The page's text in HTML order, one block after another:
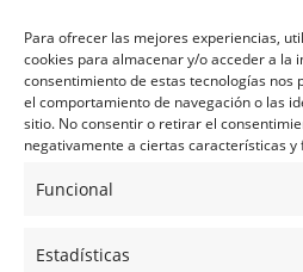
Para ofrecer las mejores experiencias,
cookies para almacenar y/o acceder a la
consentimiento de estas tecnologías
el comportamiento de navegación o las
sitio. No consentir o retirar el
negativamente a ciertas características y
Funcional
Estadísticas
Atenció